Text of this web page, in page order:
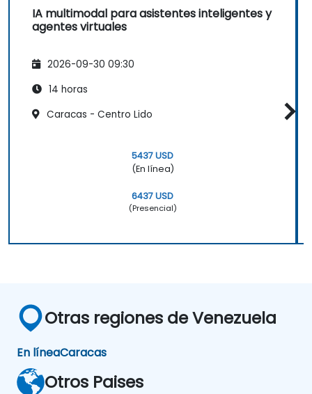
IA multimodal para asistentes inteligentes y
agentes virtuales
2026-09-30 09:30
14 horas
Caracas - Centro Lido
5437 USD
(En línea)
6437 USD
(Presencial)
Otras regiones de Venezuela
En líneaCaracas
Otros Paises